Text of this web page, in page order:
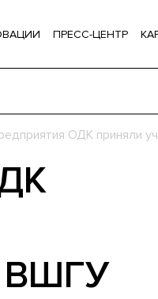
ПРЕСС-ЦЕНТР
ОДК приняли
ВШГУ